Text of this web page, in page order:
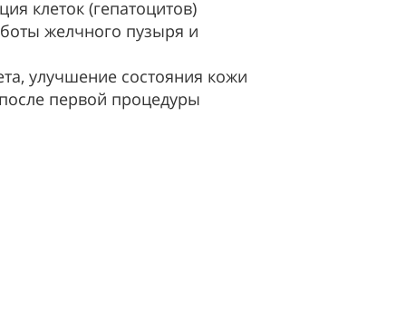
клеток (гепатоцитов)
желчного пузыря и
улучшение состояния кожи
первой процедуры